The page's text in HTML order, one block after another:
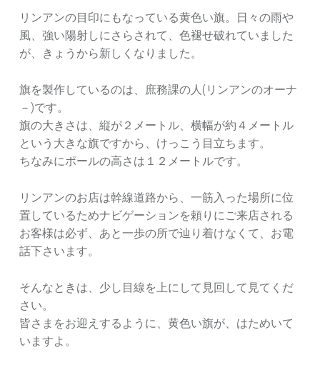
リンアンの目印にもなっている黄色い旗。日々の雨や
風、強い陽射しにさらされて、色褪せ破れていました
が、きょうから新しくなりました。
旗を製作しているのは、庶務課の人(リンアンのオーナ
－)です。
旗の大きさは、縦が２メートル、横幅が約４メートル
という大きな旗ですから、けっこう目立ちます。
ちなみにポールの高さは１２メートルです。
リンアンのお店は幹線道路から、一筋入った場所に位
置しているためナビゲーションを頼りにご来店される
お客様は必ず、あと一歩の所で辿り着けなくて、お電
話下さいます。
そんなときは、少し目線を上にして見回して見てくだ
さい。
皆さまをお迎えするように、黄色い旗が、はためいて
いますよ。